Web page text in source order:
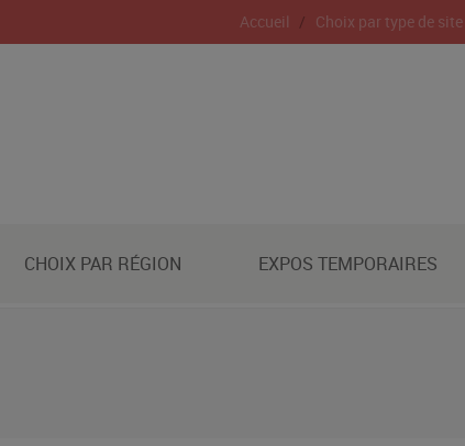
Accueil Choix par type de site
CHOIX PAR RÉGION EXPOS TEMPORAIRES